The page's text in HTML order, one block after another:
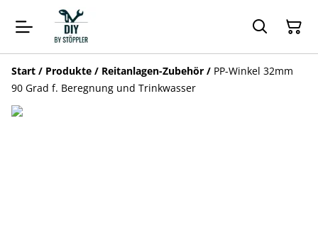
Start / Produkte / Reitanlagen-Zubehör / PP-Winkel 32mm
90 Grad f. Beregnung und Trinkwasser